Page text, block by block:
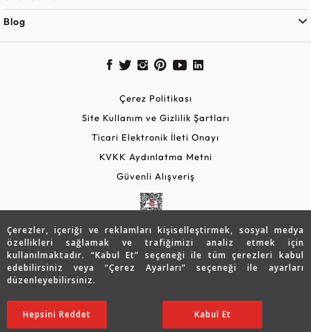
Çerezler, içeriği ve reklamları kişiselleştirmek, sosyal medya
özellikleri sağlamak ve trafiğimizi analiz etmek için
kullanılmaktadır. “Kabul Et” seçeneği ile tüm çerezleri kabul
edebilirsiniz veya “Çerez Ayarları” seçeneği ile ayarları
düzenleyebilirsiniz.
Ayarları Düzenle
Hepsini Reddet Kabul Et
3.405 TL
2.737 TL SATIN ALIN
Blog
Çerez Politikası
Site Kullanım ve Gizlilik Şartları
Ticari Elektronik İleti Onayı
KVKK Aydınlatma Metni
Güvenli Alışveriş